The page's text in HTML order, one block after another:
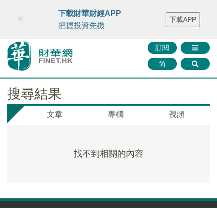
財華智庫網 FINTV FINMETA 財華證券 媒體矩陣
智庫沙龍
聯絡我們
訂閱
简
×
下載財華財經APP
把握投資先機
下載APP
搜尋結果
文章 專欄 視頻
找不到相關的內容